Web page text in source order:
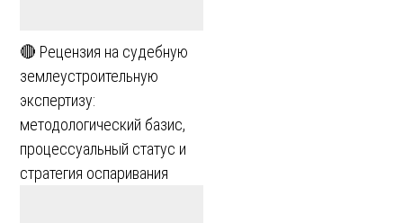
🔴 Рецензия на судебную
землеустроительную
экспертизу:
методологический базис,
процессуальный статус и
стратегия оспаривания